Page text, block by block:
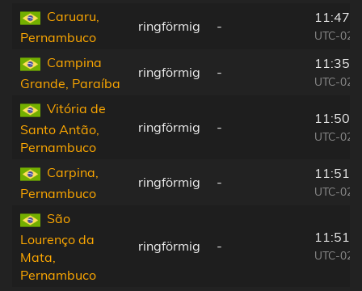
Caruaru,
Pernambuco
ringförmig -
UTC-
Campina
Grande, Paraíba
ringförmig -
UTC-
Vitória de
Santo Antão,
Pernambuco
ringförmig -
UTC-
Carpina,
Pernambuco
ringförmig -
UTC-
São
Lourenço da
Mata,
Pernambuco
ringförmig -
UTC-